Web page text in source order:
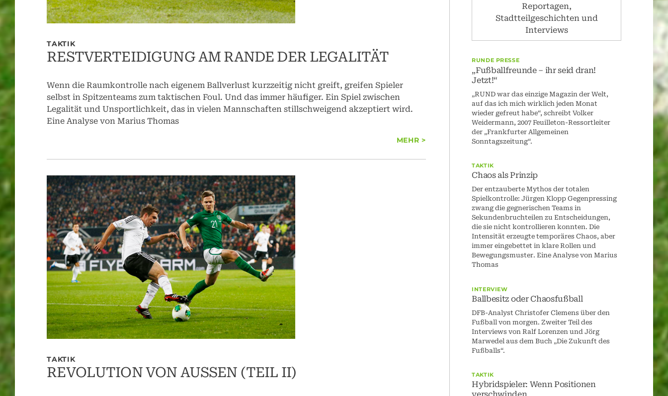
TAKTIK
RESTVERTEIDIGUNG AM RANDE DER LEGALITÄT
Wenn die Raumkontrolle nach eigenem Ballverlust kurzzeitig nicht greift, greifen Spieler
selbst in Spitzenteams zum taktischen Foul. Und das immer häufiger. Ein Spiel zwischen
Legalität und Unsportlichkeit, das in vielen Mannschaften stillschweigend akzeptiert wird.
Eine Analyse von Marius Thomas
MEHR >
TAKTIK
REVOLUTION VON AUSSEN (TEIL II)
Reportagen,
Stadtteilgeschichten und
Interviews
RUNDE PRESSE
„Fußballfreunde – ihr seid dran!
Jetzt!“
„RUND war das einzige Magazin der Welt,
auf das ich mich wirklich jeden Monat
wieder gefreut habe“, schreibt Volker
Weidermann, 2007 Feuilleton-Ressortleiter
der „Frankfurter Allgemeinen
Sonntagszeitung“.
TAKTIK
Chaos als Prinzip
Der entzauberte Mythos der totalen
Spielkontrolle: Jürgen Klopp Gegenpressing
zwang die gegnerischen Teams in
Sekundenbruchteilen zu Entscheidungen,
die sie nicht kontrollieren konnten. Die
Intensität erzeugte temporäres Chaos, aber
immer eingebettet in klare Rollen und
Bewegungsmuster. Eine Analyse von Marius
Thomas
INTERVIEW
Ballbesitz oder Chaosfußball
DFB-Analyst Christofer Clemens über den
Fußball von morgen. Zweiter Teil des
Interviews von Ralf Lorenzen und Jörg
Marwedel aus dem Buch „Die Zukunft des
Fußballs“.
TAKTIK
Hybridspieler: Wenn Positionen